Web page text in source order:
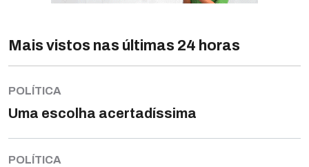
Mais vistos nas últimas 24 horas
POLÍTICA
Uma escolha acertadíssima
POLÍTICA